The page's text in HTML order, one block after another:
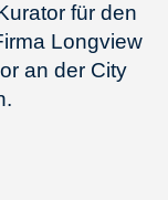
für den
Longview
an der City